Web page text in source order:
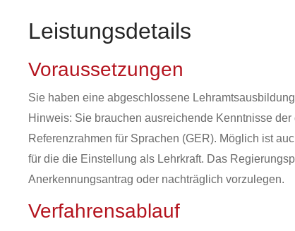
Leistungsdetails
Voraussetzungen
Sie haben eine abgeschlossene
Hinweis: Sie brauchen ausreichende Kenntnisse
Referenzrahmen für Sprachen (GER). Möglich ist
für die die Einstellung als Lehrkraft. Das
Anerkennungsantrag oder nachträglich vorzulegen.
Verfahrensablauf